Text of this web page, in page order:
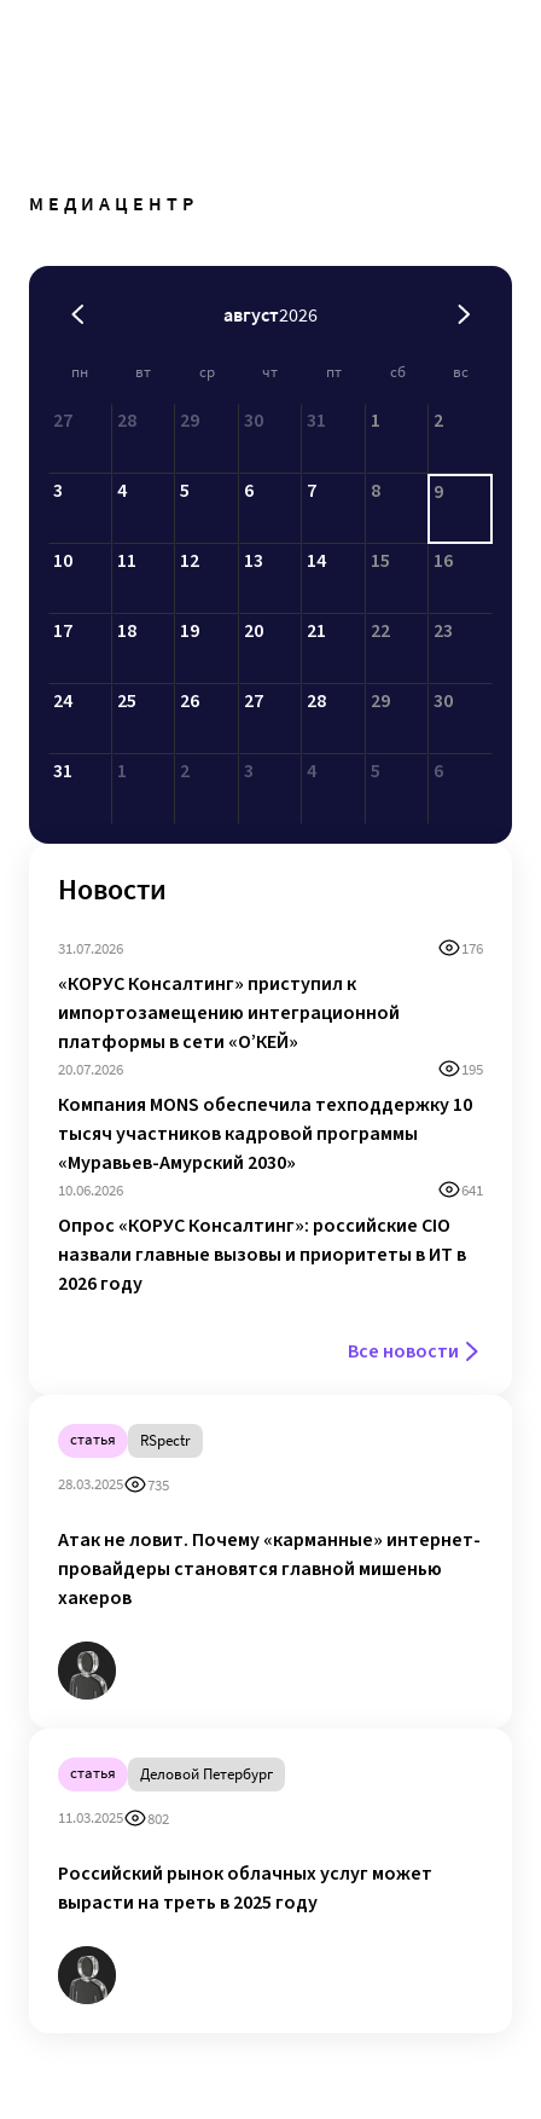
МЕДИАЦЕНТР
август2026
пн вт ср чт пт сб вс
27 28 29 30 31 1 2
3 4 5 6 7 8 9
10 11 12 13 14 15 16
17 18 19 20 21 22 23
24 25 26 27 28 29 30
31 1 2 3 4 5 6
Новости
31.07.2026 176
«КОРУС Консалтинг» приступил к
импортозамещению интеграционной
платформы в сети «О’КЕЙ»
20.07.2026 195
Компания MONS обеспечила техподдержку 10
тысяч участников кадровой программы
«Муравьев-Амурский 2030»
10.06.2026 641
Опрос «КОРУС Консалтинг»: российские CIO
назвали главные вызовы и приоритеты в ИТ в
2026 году
Все новости
статья RSpectr
28.03.2025 735
Атак не ловит. Почему «карманные» интернет-
провайдеры становятся главной мишенью
хакеров
статья Деловой Петербург
11.03.2025 802
Российский рынок облачных услуг может
вырасти на треть в 2025 году